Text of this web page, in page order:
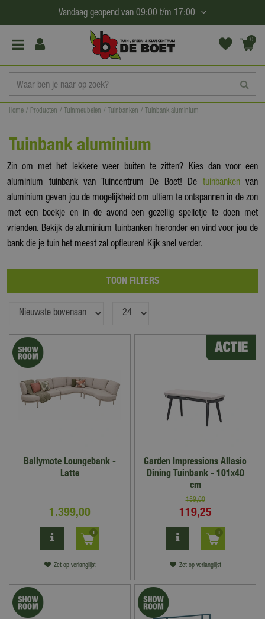
a
Home Producten Tuinmeubelen Tuinbanken Tuinbank aluminium
Vandaag geopend van 09:00 t/m 17:00
0
(€0,
Tuinbank aluminium
Zin om met het lekkere weer buiten te zitten? Kies dan voor een
aluminium tuinbank van Tuincentrum De Boet! De tuinbankenvan
aluminium geven jou de mogelijkheid om ultiem te ontspannen in de zon
met een boekje en in de avond een gezellig spelletje te doen met
vrienden. Bekijk de aluminium tuinbanken hieronder en vind voor jou de
bank die je tuin het meest zal opfleuren! Kijk snel verder.
TOON FILTERS
Ballymote Loungebank -
Latte
1.399,00
Zet op verlanglijst
Garden Impressions Allasio
Dining Tuinbank - 101x40
cm
159,00
119,25
Zet op verlanglijst